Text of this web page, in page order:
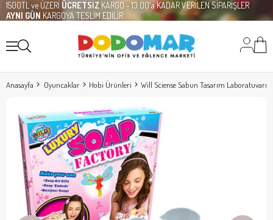
1500TL ve ÜZERİ ÜCRETSİZ KARGO - 13:00'a KADAR VERİLEN SİPARİŞLER
AYNI GÜN KARGOYA TESLİM EDİLİR
Anasayfa Oyuncaklar Hobi Ürünleri Will Sciense Sabun Tasarım Laboratuvarı